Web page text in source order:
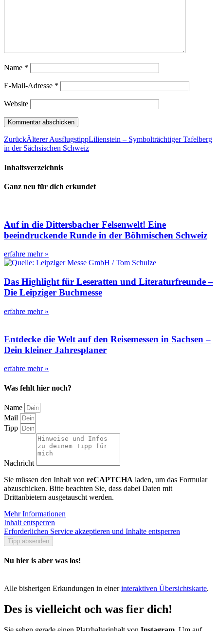
Name *
E-Mail-Adresse *
Website
ZurückÄlterer AusflugstippLilienstein – Symbolträchtiger Tafelberg
in der Sächsischen Schweiz
Inhaltsverzeichnis
Ganz neu für dich erkundet
Auf in die Dittersbacher Felsenwelt! Eine
beeindruckende Runde in der Böhmischen Schweiz
erfahre mehr »
Das Highlight für Leseratten und Literaturfreunde –
Die Leipziger Buchmesse
erfahre mehr »
Entdecke die Welt auf den Reisemessen in Sachsen –
Dein kleiner Jahresplaner
erfahre mehr »
Was fehlt hier noch?
Name
Mail
Tipp
Nachricht
Sie müssen den Inhalt von reCAPTCHA laden, um das Formular
abzuschicken. Bitte beachten Sie, dass dabei Daten mit
Drittanbietern ausgetauscht werden.
Mehr Informationen
Inhalt entsperren
Erforderlichen Service akzeptieren und Inhalte entsperren
Tipp absenden
Nu hier is aber was los!
Alle bisherigen Erkundungen in einerinteraktiven Übersichtskarte.
Des is vielleicht och was fier dich!